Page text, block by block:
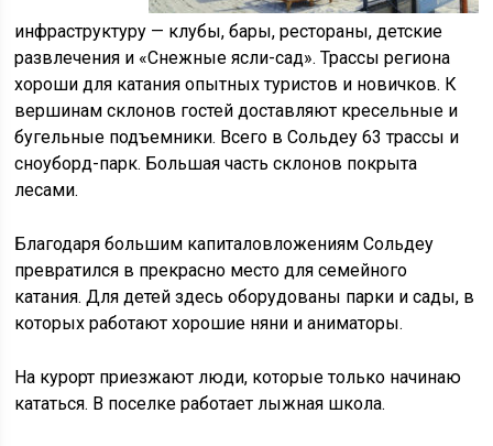
инфраструктуру — клубы, бары, рестораны, детские
развлечения и «Снежные ясли-сад». Трассы региона
хороши для катания опытных туристов и новичков. К
вершинам склонов гостей доставляют кресельные и
бугельные подъемники. Всего в Сольдеу 63 трассы и
сноуборд-парк. Большая часть склонов покрыта
лесами.
Благодаря большим капиталовложениям Сольдеу
превратился в прекрасно место для семейного
катания. Для детей здесь оборудованы парки и сады, в
которых работают хорошие няни и аниматоры.
На курорт приезжают люди, которые только начинаю
кататься. В поселке работает лыжная школа.